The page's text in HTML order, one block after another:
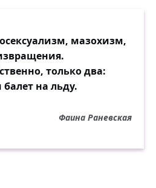
мазохизм,
только два:
на льду.
Фаина Раневская